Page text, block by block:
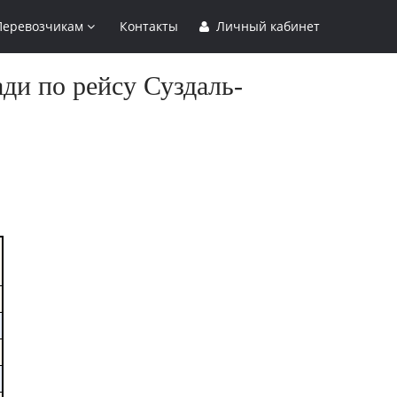
Контакты Личный кабинет
по рейсу Суздаль-